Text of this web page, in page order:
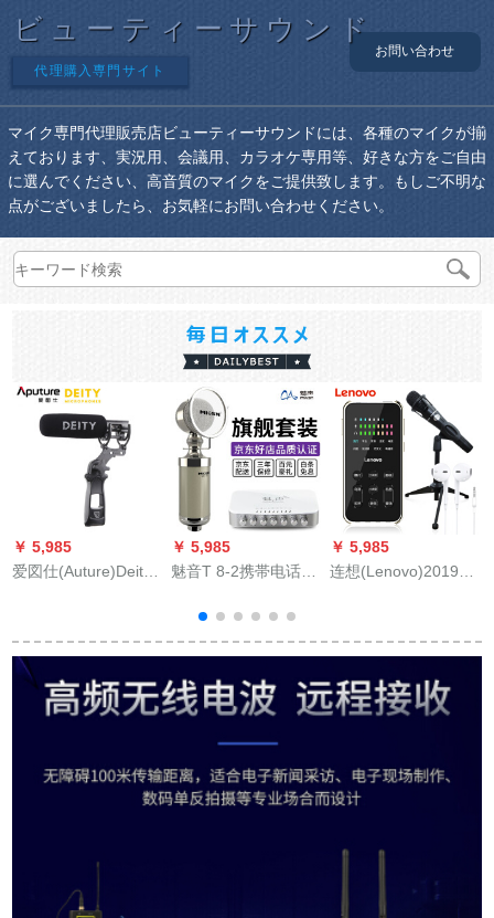
ビューティーサウンド
代理購入専門サイト
お問い合わせ
マイク専門代理販売店ビューティーサウンドには、各種のマイクが揃
えております、実況用、会議用、カラオケ専用等、好きな方をご自由
に選んでください、高音質のマイクをご提供致します。もしご不明な
点がございましたら、お気軽にお問い合わせください。
￥ 5,985
爱図仕(Auture)Deity
ンビデオーV-mic D 3
Pro Location Kit
￥ 5,985
魅音T 8-2携帯电话の
を歌って录音しま
す。マイクを生放送
パソコンの外付けの
音响カードドMS-2グ
ーレー
￥ 5,985
连想(Lenovo)2019刃
ルートルズ伴奏変音
イリング専门用神器
精华